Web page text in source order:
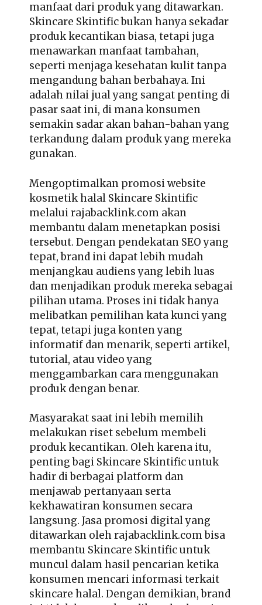
manfaat dari produk yang ditawarkan.
Skincare Skintific bukan hanya sekadar
produk kecantikan biasa, tetapi juga
menawarkan manfaat tambahan,
seperti menjaga kesehatan kulit tanpa
mengandung bahan berbahaya. Ini
adalah nilai jual yang sangat penting di
pasar saat ini, di mana konsumen
semakin sadar akan bahan-bahan yang
terkandung dalam produk yang mereka
gunakan.
Mengoptimalkan promosi website
kosmetik halal Skincare Skintific
melalui rajabacklink.com akan
membantu dalam menetapkan posisi
tersebut. Dengan pendekatan SEO yang
tepat, brand ini dapat lebih mudah
menjangkau audiens yang lebih luas
dan menjadikan produk mereka sebagai
pilihan utama. Proses ini tidak hanya
melibatkan pemilihan kata kunci yang
tepat, tetapi juga konten yang
informatif dan menarik, seperti artikel,
tutorial, atau video yang
menggambarkan cara menggunakan
produk dengan benar.
Masyarakat saat ini lebih memilih
melakukan riset sebelum membeli
produk kecantikan. Oleh karena itu,
penting bagi Skincare Skintific untuk
hadir di berbagai platform dan
menjawab pertanyaan serta
kekhawatiran konsumen secara
langsung. Jasa promosi digital yang
ditawarkan oleh rajabacklink.com bisa
membantu Skincare Skintific untuk
muncul dalam hasil pencarian ketika
konsumen mencari informasi terkait
skincare halal. Dengan demikian, brand